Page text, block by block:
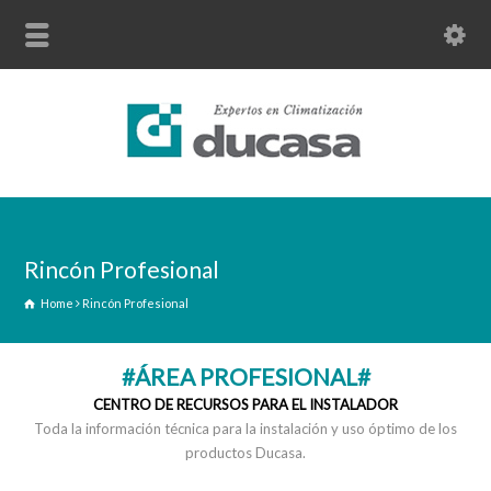
Rincón Profesional
Home Rincón Profesional
#ÁREA PROFESIONAL#
CENTRO DE RECURSOS PARA EL INSTALADOR
Toda la información técnica para la instalación y uso óptimo de los
productos Ducasa.